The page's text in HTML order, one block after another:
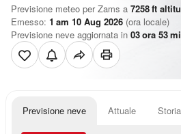
Previsione meteo per Zams a 7258ft
Emesso: 1 am 10 Aug 2026 (ora locale)
Previsione neve aggiornata in 03ora 53
Previsione neve Attuale